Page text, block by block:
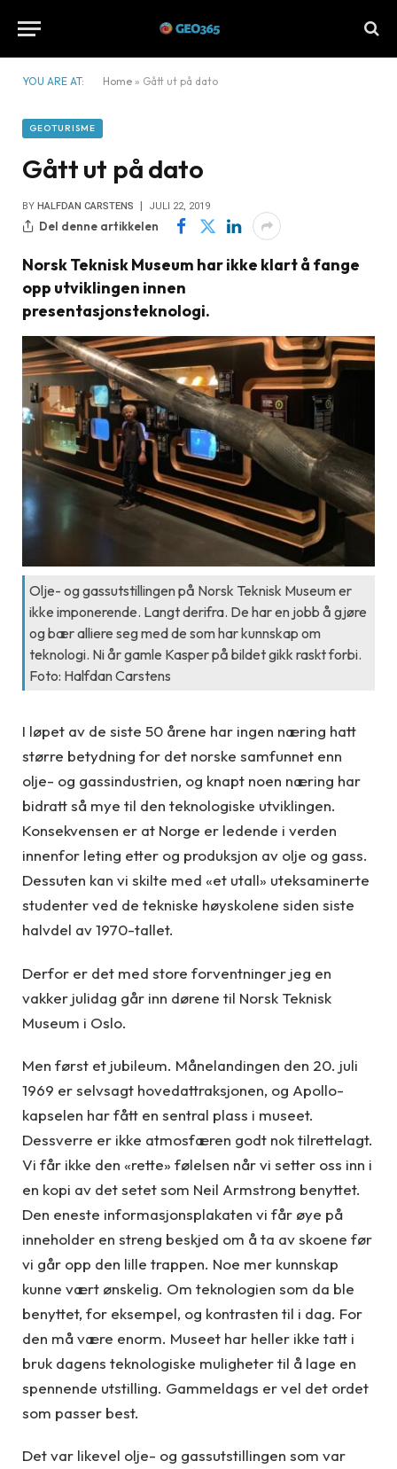
YOU ARE AT: Home » Gått ut på dato
GEOTURISME
Gått ut på dato
BY HALFDAN CARSTENS JULI 22, 2019
Del denne artikkelen
Norsk Teknisk Museum har ikke klart å fange
opp utviklingen innen
presentasjonsteknologi.
Olje- og gassutstillingen på Norsk Teknisk Museum er
ikke imponerende. Langt derifra. De har en jobb å gjøre
og bær alliere seg med de som har kunnskap om
teknologi. Ni år gamle Kasper på bildet gikk raskt forbi.
Foto: Halfdan Carstens
I løpet av de siste 50 årene har ingen næring hatt
større betydning for det norske samfunnet enn
olje- og gassindustrien, og knapt noen næring har
bidratt så mye til den teknologiske utviklingen.
Konsekvensen er at Norge er ledende i verden
innenfor leting etter og produksjon av olje og gass.
Dessuten kan vi skilte med «et utall» uteksaminerte
studenter ved de tekniske høyskolene siden siste
halvdel av 1970-tallet.
Derfor er det med store forventninger jeg en
vakker julidag går inn dørene til Norsk Teknisk
Museum i Oslo.
Men først et jubileum. Månelandingen den 20. juli
1969 er selvsagt hovedattraksjonen, og Apollo-
kapselen har fått en sentral plass i museet.
Dessverre er ikke atmosfæren godt nok tilrettelagt.
Vi får ikke den «rette» følelsen når vi setter oss inn i
en kopi av det setet som Neil Armstrong benyttet.
Den eneste informasjonsplakaten vi får øye på
inneholder en streng beskjed om å ta av skoene før
vi går opp den lille trappen. Noe mer kunnskap
kunne vært ønskelig. Om teknologien som da ble
benyttet, for eksempel, og kontrasten til i dag. For
den må være enorm. Museet har heller ikke tatt i
bruk dagens teknologiske muligheter til å lage en
spennende utstilling. Gammeldags er vel det ordet
som passer best.
Det var likevel olje- og gassutstillingen som var